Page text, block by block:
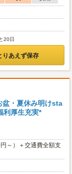
20日
りあえず保存
盆・夏休み明けsta
利厚生充実*
～）＋交通費全額支